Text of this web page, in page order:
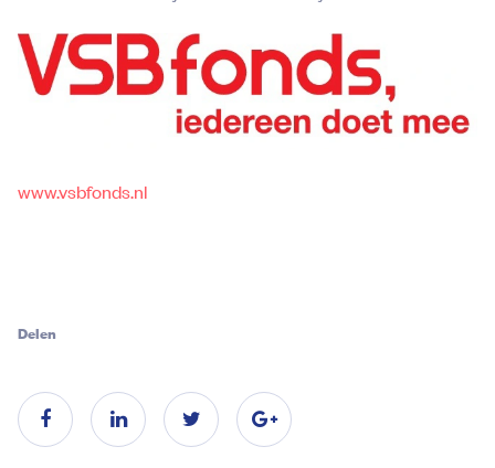
Delen
www.vsbfonds.nl